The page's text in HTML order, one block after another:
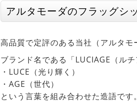
アルタモーダのフラッグシ
高品質で定評のある当社（アルタモ
ブランド名である「LUCIAGE（ル
・LUCE（光り輝く）
・AGE（世代）
という言葉を組み合わせた造語です。